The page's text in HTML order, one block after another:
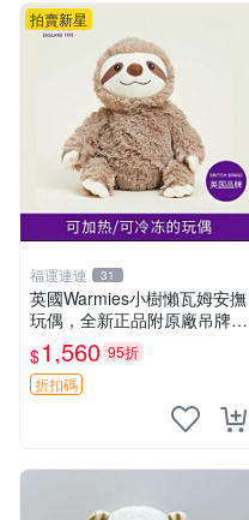
拍賣新星
福運連連 31
英國Warmies小樹懶瓦姆安撫
玩偶，全新正品附原廠吊牌與
防塵袋，內藏薰衣草可加熱，
適合各個年齡層，冷暖兩用享
受抱抱樂趣，不容錯過嚴選好
$1,560 95折
折扣碼